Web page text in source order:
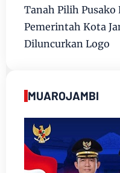
Tanah Pilih Pusako
Pemerintah Kota
Diluncurkan Logo
MUAROJAMBI